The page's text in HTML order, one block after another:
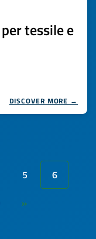
tessile e
DISCOVER MORE →
5
6
»